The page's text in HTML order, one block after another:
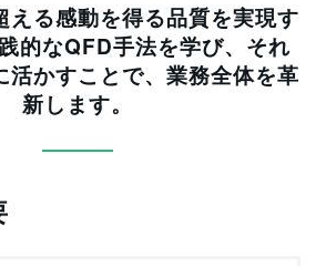
える感動を得る品質を実現す
的なQFD手法を学び、それ
活かすことで、業務全体を革
新します。